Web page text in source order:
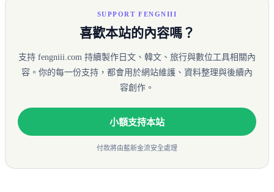
SUPPORT FENGNIII
喜歡本站的內容嗎？
支持 fengniii.com 持續製作日文、韓文、旅行與數位工具相關內
容。你的每一份支持，都會用於網站維護、資料整理與後續內
容創作。
小額支持本站
付款將由藍新金流安全處理